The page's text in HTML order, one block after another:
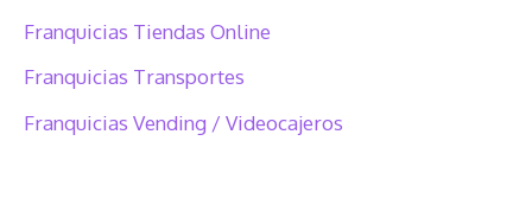
Franquicias Tiendas Online
Franquicias Transportes
Franquicias Vending / Videocajeros